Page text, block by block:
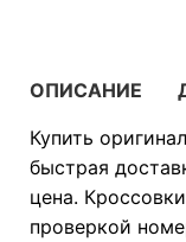
ОПИСАНИЕ
Купить
быстрая
цена.
проверкой